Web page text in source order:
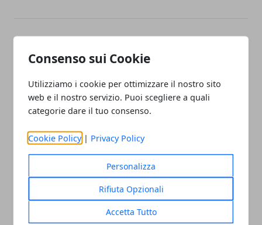
Consenso sui Cookie
Utilizziamo i cookie per ottimizzare il nostro sito
web e il nostro servizio. Puoi scegliere a quali
categorie dare il tuo consenso.
Cookie Policy | Privacy Policy
Personalizza
Rifiuta Opzionali
Accetta Tutto
Articolo Precedente
delle celle frigorifere